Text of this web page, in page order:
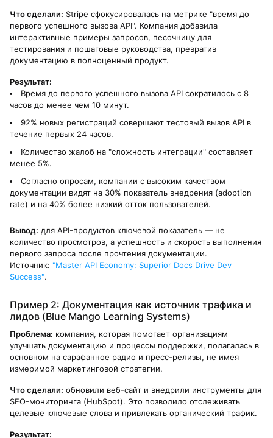
Что сделали: Stripe сфокусировалась на метрике "время до
первого успешного вызова API". Компания добавила
интерактивные примеры запросов, песочницу для
тестирования и пошаговые руководства, превратив
документацию в полноценный продукт.
Результат:
Время до первого успешного вызова API сократилось с 8
часов до менее чем 10 минут.
92% новых регистраций совершают тестовый вызов API в
течение первых 24 часов.
Количество жалоб на "сложность интеграции" составляет
менее 5%.
Согласно опросам, компании с высоким качеством
документации видят на 30% показатель внедрения (adoption
rate) и на 40% более низкий отток пользователей.
Вывод: для API-продуктов ключевой показатель — не
количество просмотров, а успешность и скорость выполнения
первого запроса после прочтения документации.
Источник: "Master API Economy: Superior Docs Drive Dev
Success".
Пример 2: Документация как источник трафика и
лидов (Blue Mango Learning Systems)
Проблема: компания, которая помогает организациям
улучшать документацию и процессы поддержки, полагалась в
основном на сарафанное радио и пресс-релизы, не имея
измеримой маркетинговой стратегии.
Что сделали: обновили веб-сайт и внедрили инструменты для
SEO-мониторинга (HubSpot). Это позволило отслеживать
целевые ключевые слова и привлекать органический трафик.
Результат: